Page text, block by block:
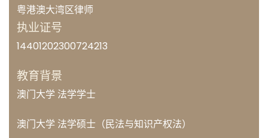
粤港澳大湾区律师
执业证号
14401202300724213
教育背景
澳门大学 法学学士
澳门大学 法学硕士（民法与知识产权法）